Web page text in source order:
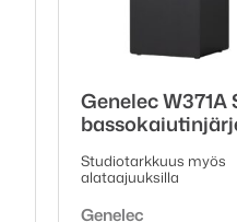
Genelec W371A
Studiotarkkuus myös
alataajuuksilla
Tuotemerkki:
Genelec